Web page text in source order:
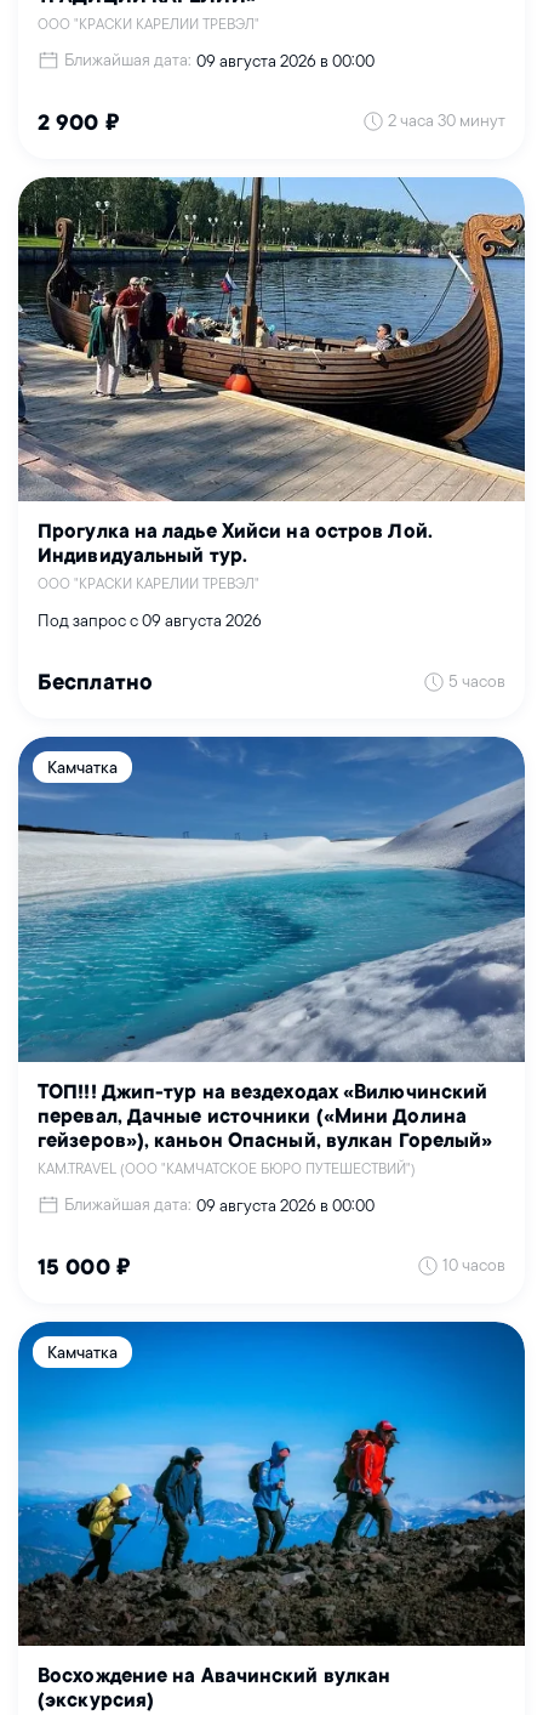
ООО "КРАСКИ КАРЕЛИИ ТРЕВЭЛ"
Ближайшая дата: 09 августа 2026 в 00:00
2 900 ₽ 2 часа 30 минут
Прогулка на ладье Хийси на остров Лой.
Индивидуальный тур.
ООО "КРАСКИ КАРЕЛИИ ТРЕВЭЛ"
Под запрос с 09 августа 2026
Бесплатно 5 часов
Камчатка
ТОП!!! Джип-тур на вездеходах «Вилючинский
перевал, Дачные источники («Мини Долина
гейзеров»), каньон Опасный, вулкан Горелый»
KAM.TRAVEL (ООО "КАМЧАТСКОЕ БЮРО ПУТЕШЕСТВИЙ")
Ближайшая дата: 09 августа 2026 в 00:00
15 000 ₽ 10 часов
Камчатка
Восхождение на Авачинский вулкан
(экскурсия)